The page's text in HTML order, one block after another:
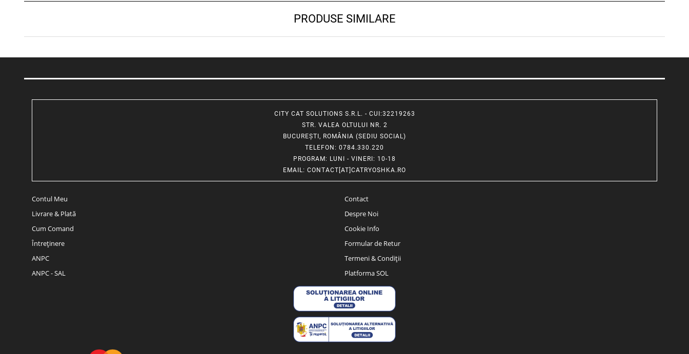
PRODUSE SIMILARE
CITY CAT SOLUTIONS S.R.L. - CUI:32219263
STR. VALEA OLTULUI NR. 2
BUCUREȘTI, ROMÂNIA (SEDIU SOCIAL)
TELEFON : 0784.330.220
PROGRAM: LUNI - VINERI: 10-18
EMAIL: CONTACT[AT]CATRYOSHKA.RO
Contul Meu
Livrare & Plată
Cum Comand
Întreținere
ANPC
ANPC - SAL
Contact
Despre Noi
Cookie Info
Formular de Retur
Termeni & Condiții
Platforma SOL